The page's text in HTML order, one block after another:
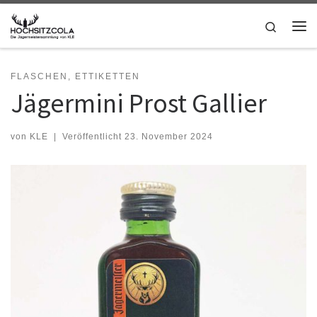
Zum Inhalt springen
Search
FLASCHEN, ETTIKETTEN
Jägermini Prost Gallier
von KLE Veröffentlicht 23. November 2024